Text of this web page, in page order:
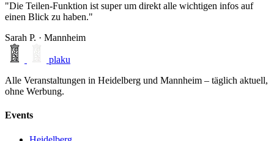
"Die Teilen-Funktion ist super um direkt alle wichtigen infos auf
einen Blick zu haben."
Sarah P. · Mannheim
plaku
Alle Veranstaltungen in Heidelberg und Mannheim – täglich aktuell,
ohne Werbung.
Events